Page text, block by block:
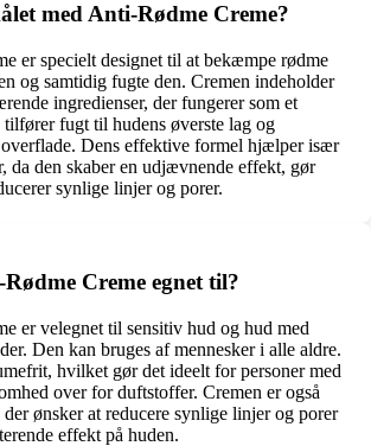
med Anti-Rødme Creme?
er specielt designet til at bekæmpe rødme
og samtidig fugte den. Cremen indeholder
ingredienser, der fungerer som et
fugt til hudens øverste lag og
Dens effektive formel hjælper især
da den skaber en udjævnende effekt, gør
synlige linjer og porer.
Creme egnet til?
er velegnet til sensitiv hud og hud med
Den kan bruges af mennesker i alle aldre.
hvilket gør det ideelt for personer med
over for duftstoffer. Cremen er også
der ønsker at reducere synlige linjer og porer
effekt på huden.